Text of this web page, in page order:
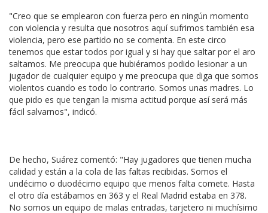
"Creo que se emplearon con fuerza pero en ningún momento
con violencia y resulta que nosotros aquí sufrimos también esa
violencia, pero ese partido no se comenta. En este circo
tenemos que estar todos por igual y si hay que saltar por el aro
saltamos. Me preocupa que hubiéramos podido lesionar a un
jugador de cualquier equipo y me preocupa que diga que somos
violentos cuando es todo lo contrario. Somos unas madres. Lo
que pido es que tengan la misma actitud porque así será más
fácil salvarnos", indicó.
De hecho, Suárez comentó: "Hay jugadores que tienen mucha
calidad y están a la cola de las faltas recibidas. Somos el
undécimo o duodécimo equipo que menos falta comete. Hasta
el otro día estábamos en 363 y el Real Madrid estaba en 378.
No somos un equipo de malas entradas, tarjetero ni muchísimo